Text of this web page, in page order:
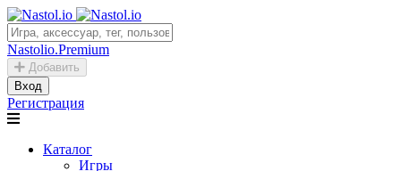
Nastolio.Premium
Добавить
Вход
Регистрация
Каталог
Игры